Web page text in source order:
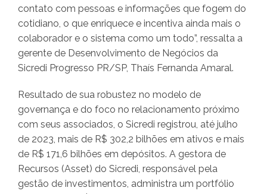
contato com pessoas e informações que fogem do
cotidiano, o que enriquece e incentiva ainda mais o
colaborador e o sistema como um todo”, ressalta a
gerente de Desenvolvimento de Negócios da
Sicredi Progresso PR/SP, Thaís Fernanda Amaral.
Resultado de sua robustez no modelo de
governança e do foco no relacionamento próximo
com seus associados, o Sicredi registrou, até julho
de 2023, mais de R$ 302,2 bilhões em ativos e mais
de R$ 171,6 bilhões em depósitos. A gestora de
Recursos (Asset) do Sicredi, responsável pela
gestão de investimentos, administra um portfólio